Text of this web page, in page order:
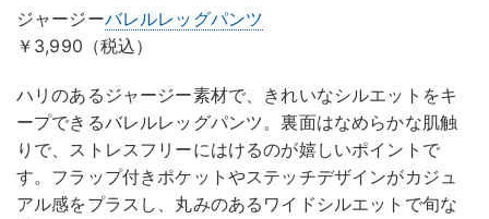
ジャージーバレルレッグパンツ
￥3,990（税込）
ハリのあるジャージー素材で、きれいなシルエットをキ
ープできるバレルレッグパンツ。裏面はなめらかな肌触
りで、ストレスフリーにはけるのが嬉しいポイントで
す。フラップ付きポケットやステッチデザインがカジュ
アル感をプラスし、丸みのあるワイドシルエットで旬な